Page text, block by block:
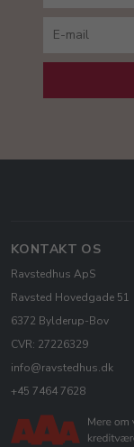
KONTAKT OS
Ravstedhus ApS
Ravsted Hovedgade 51
6372 Bylderup-Bov
CVR: 27226329
info@ravstedhus.dk
+45 7464 7628